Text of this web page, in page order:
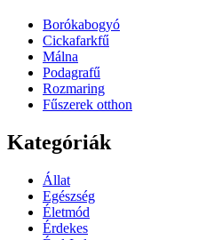
Borókabogyó
Cickafarkfű
Málna
Podagrafű
Rozmaring
Fűszerek otthon
Kategóriák
Állat
Egészség
Életmód
Érdekes